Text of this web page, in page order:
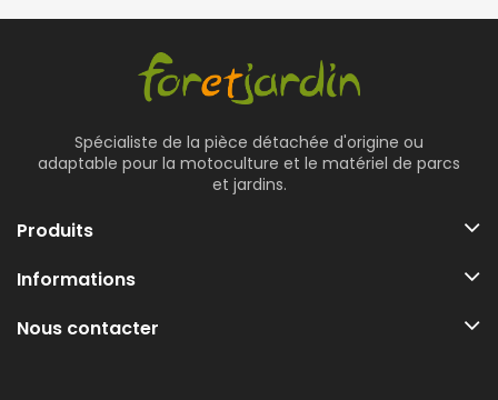
Spécialiste de la pièce détachée d'origine ou
adaptable pour la motoculture et le matériel de parcs
et jardins.
Produits
Informations
Nous contacter